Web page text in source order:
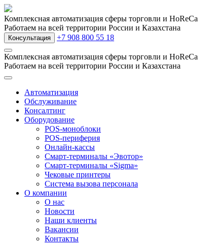
Комплексная автоматизация сферы торговли и HoReCa
Работаем на всей территории России и Казахстана
Консультация +7 908 800 55 18
Комплексная автоматизация сферы торговли и HoReCa
Работаем на всей территории России и Казахстана
Автоматизация
Обслуживание
Консалтинг
Оборудование
POS-моноблоки
POS-периферия
Онлайн-кассы
Смарт-терминалы «Эвотор»
Смарт-терминалы «Sigma»
Чековые принтеры
Система вызова персонала
О компании
О нас
Новости
Наши клиенты
Вакансии
Контакты